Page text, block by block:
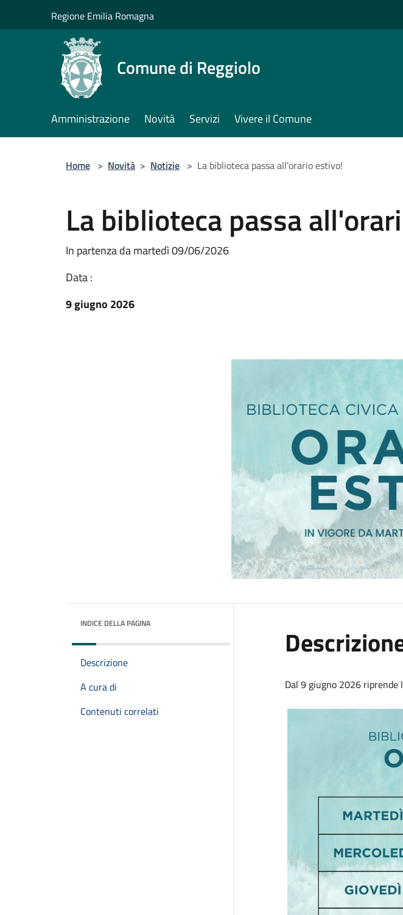
Regione Emilia Romagna
Comune di Reggiolo
Amministrazione Novità Servizi Vivere il Comune
Home > Novità > Notizie > La biblioteca passa all'orario estivo!
La biblioteca passa
In partenza da martedì 09/06/2026
Data :
9 giugno 2026
INDICE DELLA PAGINA
Descrizione
A cura di
Contenuti correlati
Dal 9 giugno 2026 riprende